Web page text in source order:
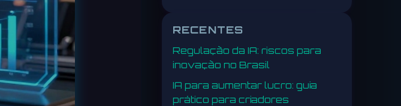
RECENTES
Regulação da IA: riscos para
inovação no Brasil
IA para aumentar lucro: guia
prático para criadores